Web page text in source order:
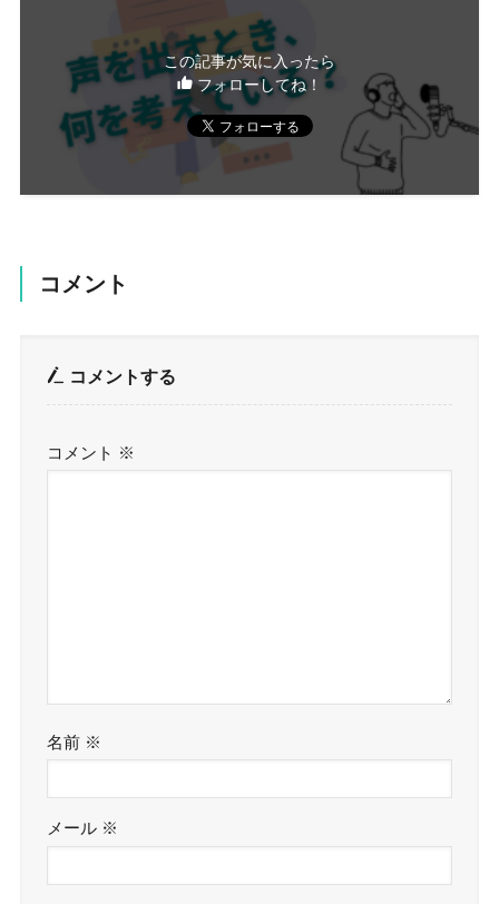
この記事が気に入ったら
フォローしてね！
コメント
コメントする
コメント ※
名前 ※
メール ※